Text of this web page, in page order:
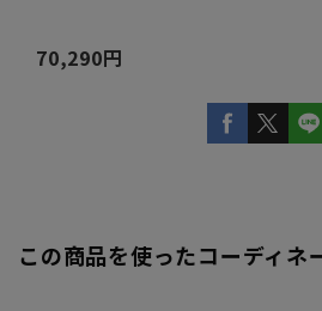
70,290円
この商品を使ったコーディネ